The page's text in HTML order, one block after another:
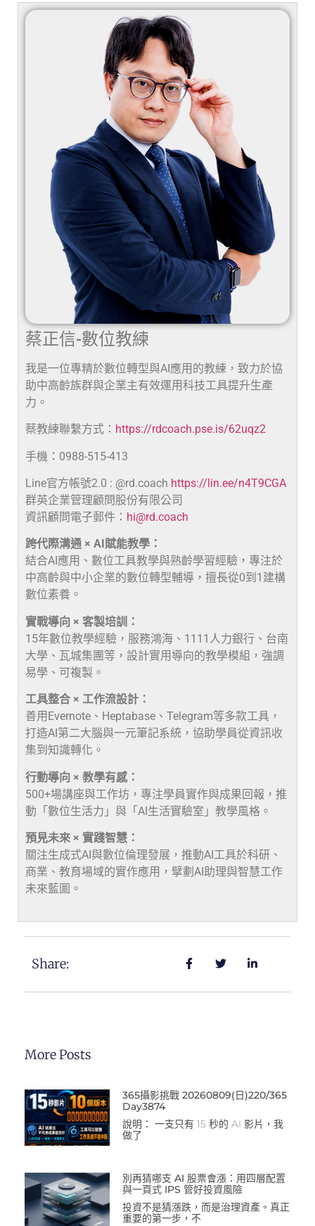
蔡正信-數位教練
我是一位專精於數位轉型與AI應用的教練，致力於協
助中高齡族群與企業主有效運用科技工具提升生產
力。
蔡教練聯繫方式： https://rdcoach.pse.is/62uqz2
手機：0988-515-413
Line官方帳號2.0 : @rd.coach https://lin.ee/n4T9CGA
群英企業管理顧問股份有限公司
資訊顧問電子郵件： hi@rd.coach
跨代際溝通 × AI賦能教學：
結合AI應用、數位工具教學與熟齡學習經驗，專注於
中高齡與中小企業的數位轉型輔導，擅長從0到1建構
數位素養。
實戰導向 × 客製培訓：
15年數位教學經驗，服務鴻海、1111人力銀行、台南
大學、瓦城集團等，設計實用導向的教學模組，強調
易學、可複製。
工具整合 × 工作流設計：
善用Evernote、Heptabase、Telegram等多款工具，
打造AI第二大腦與一元筆記系統，協助學員從資訊收
集到知識轉化。
行動導向 × 教學有感：
500+場講座與工作坊，專注學員實作與成果回報，推
動「數位生活力」與「AI生活實驗室」教學風格。
預見未來 × 實踐智慧：
關注生成式AI與數位倫理發展，推動AI工具於科研、
商業、教育場域的實作應用，擘劃AI助理與智慧工作
未來藍圖。
Share:
More Posts
365攝影挑戰 20260809(日)220/365
Day3874
說明： 一支只有 15 秒的 AI 影片，我
做了
別再猜哪支 AI 股票會漲：用四層配置
與一頁式 IPS 管好投資風險
投資不是猜漲跌，而是治理資產。真正
重要的第一步，不